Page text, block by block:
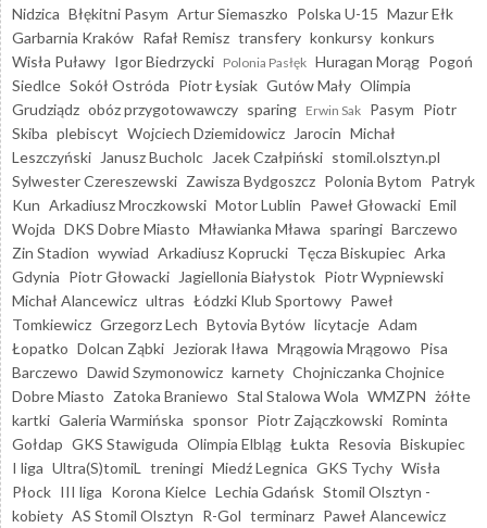
Nidzica Błękitni Pasym Artur Siemaszko Polska U-15 Mazur Ełk
Garbarnia Kraków Rafał Remisz transfery konkursy konkurs
Wisła Puławy Igor Biedrzycki Polonia Pasłęk Huragan Morąg Pogoń
Siedlce Sokół Ostróda Piotr Łysiak Gutów Mały Olimpia
Grudziądz obóz przygotowawczy sparing Erwin Sak Pasym Piotr
Skiba plebiscyt Wojciech Dziemidowicz Jarocin Michał
Leszczyński
Janusz Bucholc Jacek Czałpiński stomil.olsztyn.pl
Sylwester Czereszewski Zawisza Bydgoszcz Polonia Bytom Patryk
Kun Arkadiusz Mroczkowski Motor Lublin Paweł Głowacki Emil
Wojda DKS Dobre Miasto Mławianka Mława sparingi Barczewo
Zin Stadion wywiad Arkadiusz Koprucki Tęcza Biskupiec Arka
Gdynia Piotr Głowacki Jagiellonia Białystok Piotr Wypniewski
Michał Alancewicz ultras Łódzki Klub Sportowy Paweł
Tomkiewicz Grzegorz Lech Bytovia Bytów licytacje Adam
Łopatko Dolcan Ząbki Jeziorak Iława Mrągowia Mrągowo Pisa
Barczewo Dawid Szymonowicz karnety Chojniczanka Chojnice
Dobre Miasto Zatoka Braniewo Stal Stalowa Wola WMZPN żółte
kartki Galeria Warmińska sponsor Piotr Zajączkowski Rominta
Gołdap GKS Stawiguda Olimpia Elbląg Łukta Resovia Biskupiec
I liga Ultra(S)tomiL treningi Miedź Legnica GKS Tychy Wisła
Płock III liga Korona Kielce Lechia Gdańsk Stomil Olsztyn -
kobiety AS Stomil Olsztyn R-Gol terminarz Paweł Alancewicz